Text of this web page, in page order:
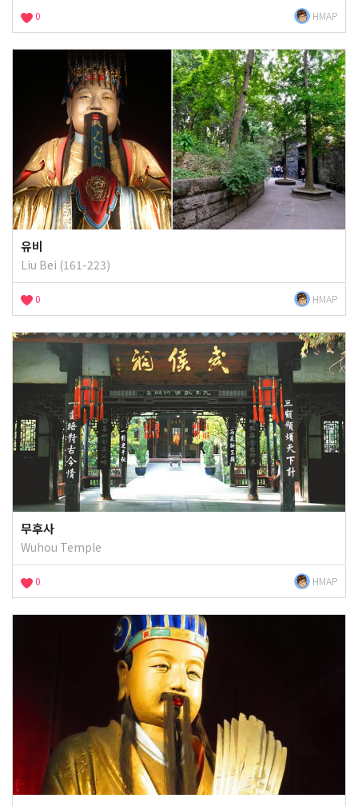
0 HMAP
유비
Liu Bei (161-223)
0 HMAP
무후사
Wuhou Temple
0 HMAP